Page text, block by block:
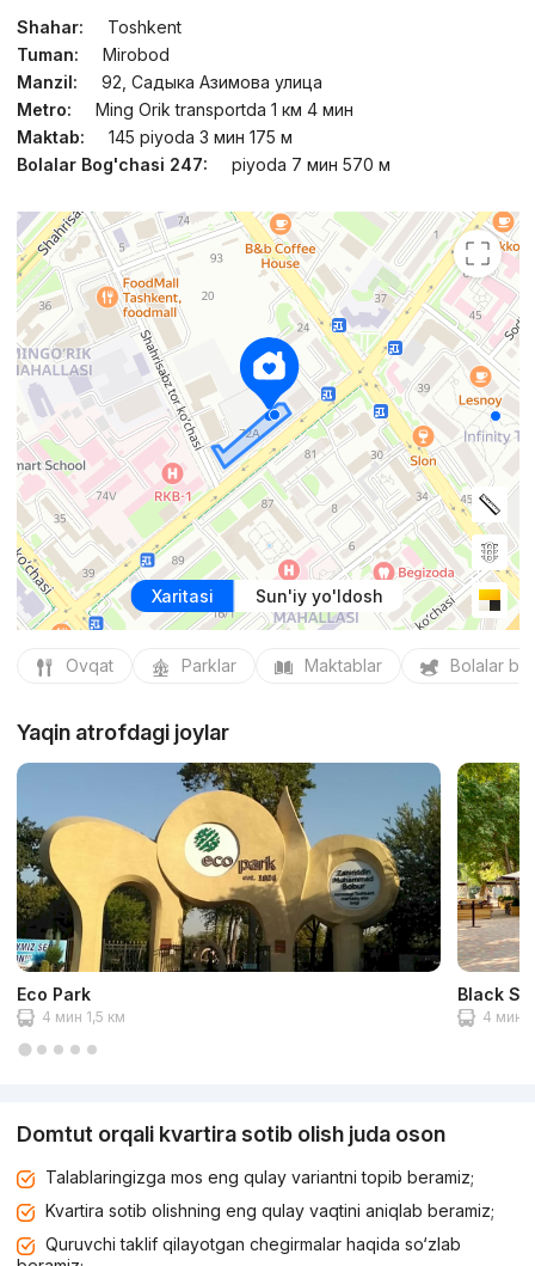
Shahar:
Toshkent
Tuman:
Mirobod
Manzil:
92, Садыка Азимова улица
Metro:
Ming Orik transportda 1 км 4 мин
Maktab:
145 piyoda 3 мин 175 м
Bolalar Bog'chasi 247:
piyoda 7 мин 570 м
Xaritasi Sun'iy yo'ldosh
Ovqat Parklar Maktablar Bolalar
Yaqin atrofdagi joylar
Eco Park
4 мин 1,5 км
Black
4 мин
Domtut orqali kvartira sotib olish juda oson
Talablaringizga mos eng qulay variantni topib beramiz;
Kvartira sotib olishning eng qulay vaqtini aniqlab beramiz;
Quruvchi taklif qilayotgan chegirmalar haqida so‘zlab